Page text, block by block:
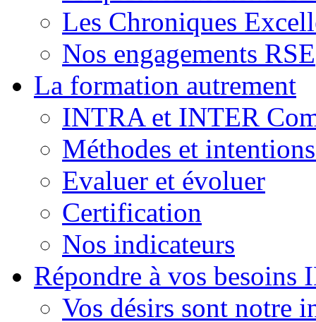
Les Chroniques
Nos engagements RSE
La formation autrement
INTRA et INTER
Méthodes et
Evaluer et évoluer
Certification
Nos indicateurs
Répondre à vos besoins
Vos désirs sont notre